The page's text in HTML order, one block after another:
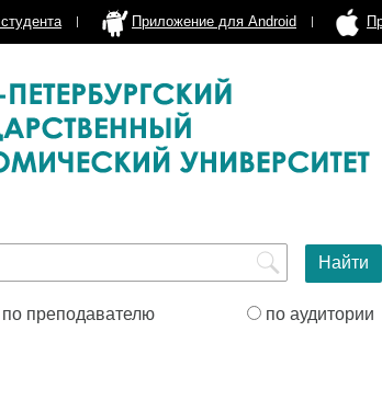
студента Приложение для Android
по преподавателю по аудитории